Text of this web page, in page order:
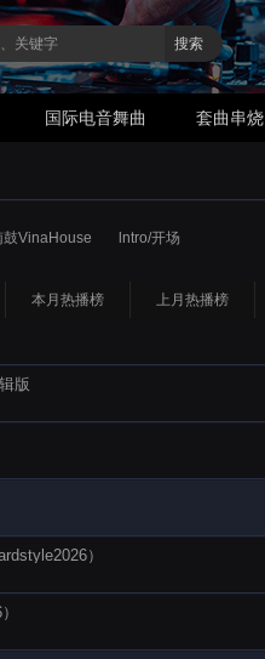
搜索
国际电音舞曲 套曲串烧
鼓VinaHouse lntro/开场
本月热播榜 上月热播榜
版
）